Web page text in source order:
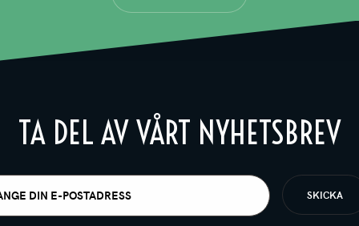
TA DEL AV VÅRT NYHETSBREV